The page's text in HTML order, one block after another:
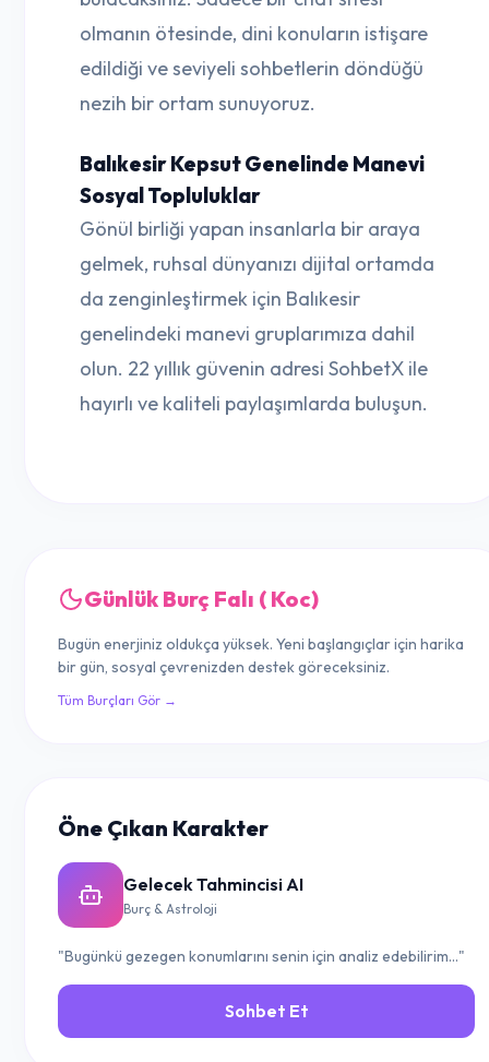
olmanın ötesinde, dini konuların istişare
edildiği ve seviyeli sohbetlerin döndüğü
nezih bir ortam sunuyoruz.
Balıkesir Kepsut Genelinde Manevi
Sosyal Topluluklar
Gönül birliği yapan insanlarla bir araya
gelmek, ruhsal dünyanızı dijital ortamda
da zenginleştirmek için Balıkesir
genelindeki manevi gruplarımıza dahil
olun. 22 yıllık güvenin adresi SohbetX ile
hayırlı ve kaliteli paylaşımlarda buluşun.
Günlük Burç Falı ( Koc)
Bugün enerjiniz oldukça yüksek. Yeni başlangıçlar için harika
bir gün, sosyal çevrenizden destek göreceksiniz.
Tüm Burçları Gör →
Öne Çıkan Karakter
Gelecek Tahmincisi AI
Burç & Astroloji
"Bugünkü gezegen konumlarını senin için analiz edebilirim..."
Sohbet Et